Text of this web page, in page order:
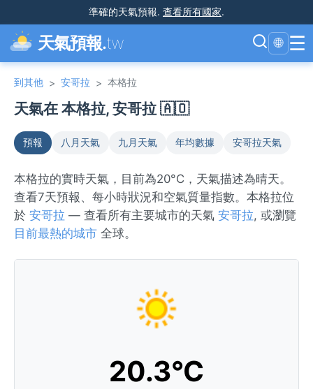
準確的天氣預報. 查看所有國家.
天氣預報.tw 🌐 ☰
到其他 > 安哥拉 > 本格拉
天氣在 本格拉, 安哥拉 🇦🇴
預報 八月天氣 九月天氣 年均數據 安哥拉天氣
本格拉的實時天氣，目前為20°C，天氣描述為晴天。
查看7天預報、每小時狀況和空氣質量指數。本格拉位
於 安哥拉 — 查看所有主要城市的天氣 安哥拉, 或瀏覽
目前最熱的城市 全球。
20.3°C